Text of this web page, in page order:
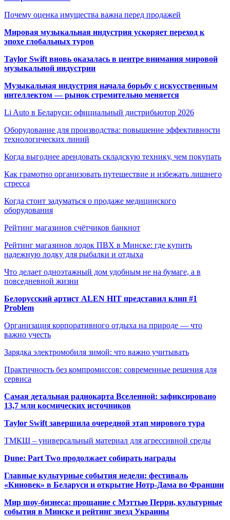
Почему оценка имущества важна перед продажей
Мировая музыкальная индустрия ускоряет переход к
эпохе глобальных туров
Taylor Swift вновь оказалась в центре внимания мировой
музыкальной индустрии
Музыкальная индустрия начала борьбу с искусственным
интеллектом — рынок стремительно меняется
Li Auto в Беларуси: официальный дистрибьютор 2026
Оборудование для производства: повышение эффективности
технологических линий
Когда выгоднее арендовать складскую технику, чем покупать
Как грамотно организовать путешествие и избежать лишнего
стресса
Когда стоит задуматься о продаже медицинского
оборудования
Рейтинг магазинов счётчиков банкнот
Рейтинг магазинов лодок ПВХ в Минске: где купить
надежную лодку для рыбалки и отдыха
Что делает одноэтажный дом удобным не на бумаге, а в
повседневной жизни
Белорусский артист ALEN HIT представил клип #1
Problem
Организация корпоративного отдыха на природе — что
важно учесть
Зарядка электромобиля зимой: что важно учитывать
Практичность без компромиссов: современные решения для
сервиса
Самая детальная радиокарта Вселенной: зафиксировано
13,7 млн космических источников
Taylor Swift завершила очередной этап мирового тура
ТМКЩ – универсальный материал для агрессивной среды
Dune: Part Two продолжает собирать награды
Главные культурные события недели: фестиваль
«Киновек» в Беларуси и открытие Нотр-Дама во Франции
Мир шоу-бизнеса: прощание с Мэттью Перри, культурные
события в Минске и рейтинг звезд Украины